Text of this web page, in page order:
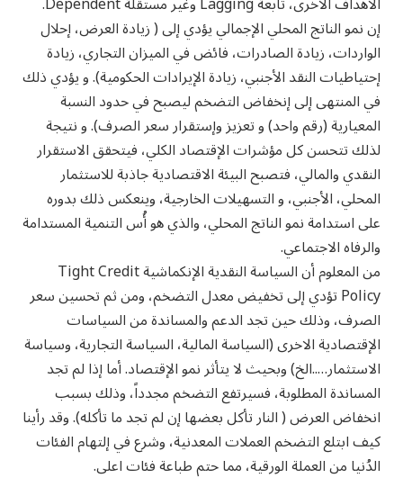
إن نمو الناتج المحلي الإجمالي يؤدي إلى ( زيادة العرض، إحلال
الواردات، زيادة الصادرات، فائض في الميزان التجاري، زيادة
إحتياطيات النقد الأجنبي، زيادة الإيرادات الحكومية). و يؤدي ذلك
في المنتهى إلى إنخفاض التضخم ليصبح في حدود النسبة
المعيارية (رقم واحد) و تعزيز وإستقرار سعر الصرف). و نتيجة
لذلك تتحسن كل مؤشرات الإقتصاد الكلي، فيتحقق الاستقرار
النقدي والمالي، فتصبح البيئة الاقتصادية جاذبة للاستثمار
المحلي، الأجنبي، و التسهيلات الخارجية، وينعكس ذلك بدوره
على استدامة نمو الناتج المحلي، والذي هو أُس التنمية المستدامة
والرفاه الاجتماعي.
من المعلوم أن السياسة النقدية الإنكماشية Tight Credit
Policy تؤدي إلى تخفيض معدل التضخم، ومن ثم تحسين سعر
الصرف، وذلك حين تجد الدعم والمساندة من السياسات
الإقتصادية الاخرى (السياسة المالية، السياسة التجارية، وسياسة
الاستثمار…..الخ) وبحيث لا يتأثر نمو الإقتصاد. أما إذا لم تجد
المساندة المطلوبة، فسيرتفع التضخم مجدداً، وذلك بسبب
انخفاض العرض ( النار تأكل بعضها إن لم تجد ما تأكله). وقد رأينا
كيف ابتلع التضخم العملات المعدنية، وشرع في إلتهام الفئات
الدُنيا من العملة الورقية، مما حتم طباعة فئات اعلى.